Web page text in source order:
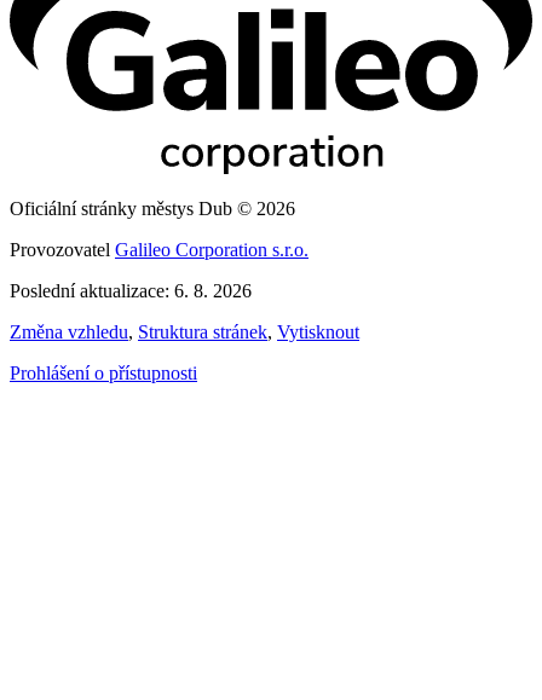
Oficiální stránky městys Dub © 2026
Provozovatel Galileo Corporation s.r.o.
Poslední aktualizace: 6. 8. 2026
Změna vzhledu, Struktura stránek, Vytisknout
Prohlášení o přístupnosti